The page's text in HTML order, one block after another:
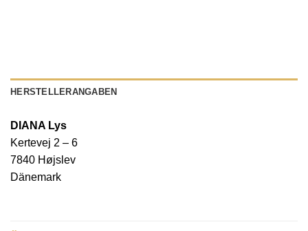
HERSTELLERANGABEN
DIANA Lys
Kertevej 2 – 6
7840 Højslev
Dänemark